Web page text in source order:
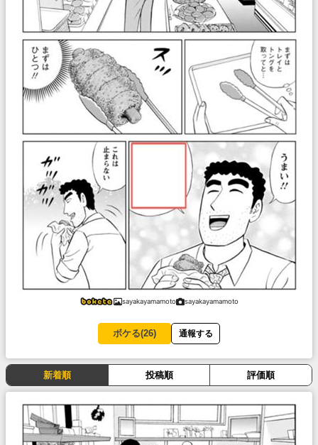
sayakayamamoto sayakayamamoto
ボケる(26) 通報する
新着順 投稿順 評価順